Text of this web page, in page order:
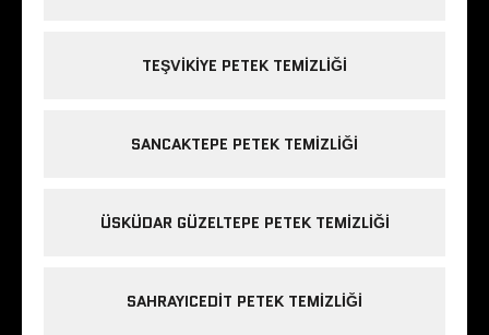
TEŞVIKIYE PETEK TEMIZLIĞI
SANCAKTEPE PETEK TEMIZLIĞI
ÜSKÜDAR GÜZELTEPE PETEK TEMIZLIĞI
SAHRAYICEDIT PETEK TEMIZLIĞI